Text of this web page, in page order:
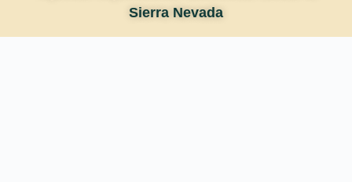
Sierra Nevada